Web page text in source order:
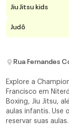
Jiu Jitsu kids
Judô
Rua Fernandes
Explore a
Francisco em
Boxing, Jiu Jitsu,
aulas infantis. Use
reservar suas